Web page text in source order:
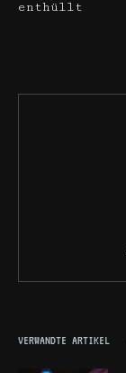
enthüllt
VERWANDTE ARTIKEL